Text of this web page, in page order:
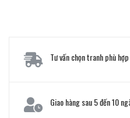
Tư vấn chọn tranh phù
Giao hàng sau 5 đến 10